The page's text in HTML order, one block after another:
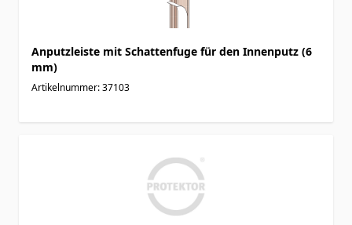
Anputzleiste mit Schattenfuge für den Innenputz (6
mm)
Artikelnummer: 37103